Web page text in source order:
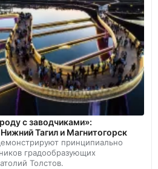
с заводчиками»:
Тагил и Магнитогорск
принципиально
градообразующих
Толстов.